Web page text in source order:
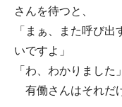
さんを待つと、
「まぁ、また呼び
いですよ」
「わ、わかりました」
有働さんはそれだ